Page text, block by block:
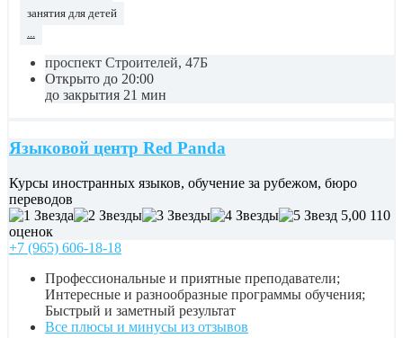
занятия для детей
...
проспект Строителей, 47Б
Открыто до 20:00
до закрытия 21 мин
Языковой центр Red Panda
Курсы иностранных языков, обучение за рубежом, бюро
переводов
5,00 110
оценок
+7 (965) 606-18-18
Профессиональные и приятные преподаватели;
Интересные и разнообразные программы обучения;
Быстрый и заметный результат
Все плюсы и минусы из отзывов